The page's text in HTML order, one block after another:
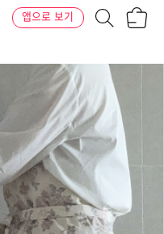
앱으로 보기